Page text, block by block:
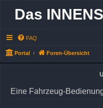
Das
FAQ
Portal Foren-Übersicht
Eine Fahrzeug-